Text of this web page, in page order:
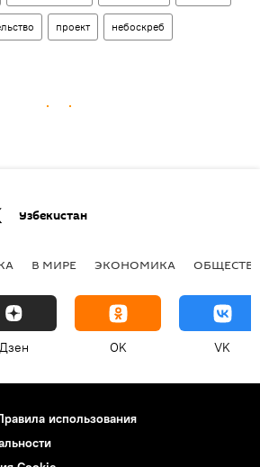
проект небоскреб
Узбекистан
В МИРЕ ЭКОНОМИКА
Дзен OK VK
использования